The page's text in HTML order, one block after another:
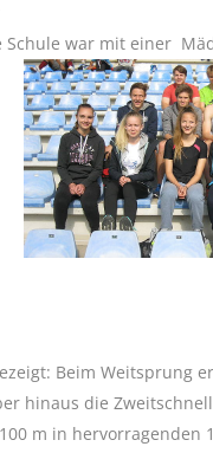
Schule war mit einer
Beim Weitsprung
hinaus die
m in hervorragenden